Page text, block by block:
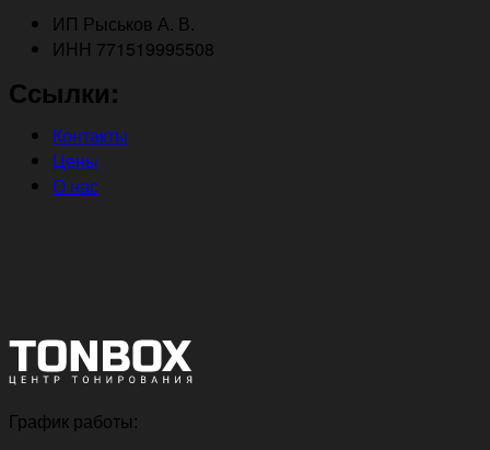
ИП Рыськов А. В.
ИНН 771519995508
Ссылки:
Контакты
Цены
О нас
График работы: